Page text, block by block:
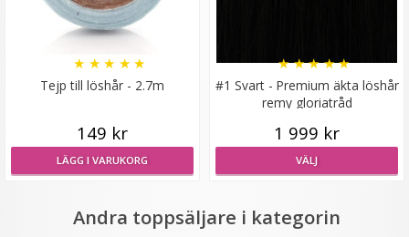
Mizzy Löshårsförvaring med galge / Hair Case
★ ★★
LÄGG I VARUKORG
Tejp till löshår - 2.7m
★ ★ ★ ★ ★
149 kr
LÄGG I VARUKORG
#1 Svart - Premium äkta löshår
remy gloriatråd
★★★★★
1 999 kr
VÄLJ
Andra toppsäljare i kategorin